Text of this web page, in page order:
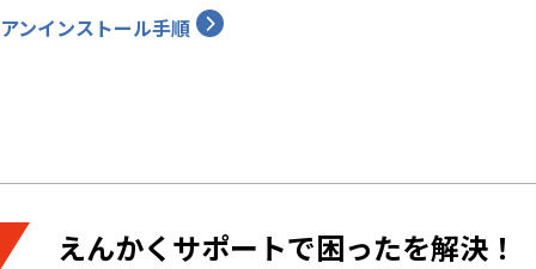
アンインストール手順
えんかくサポートで困ったを解決！